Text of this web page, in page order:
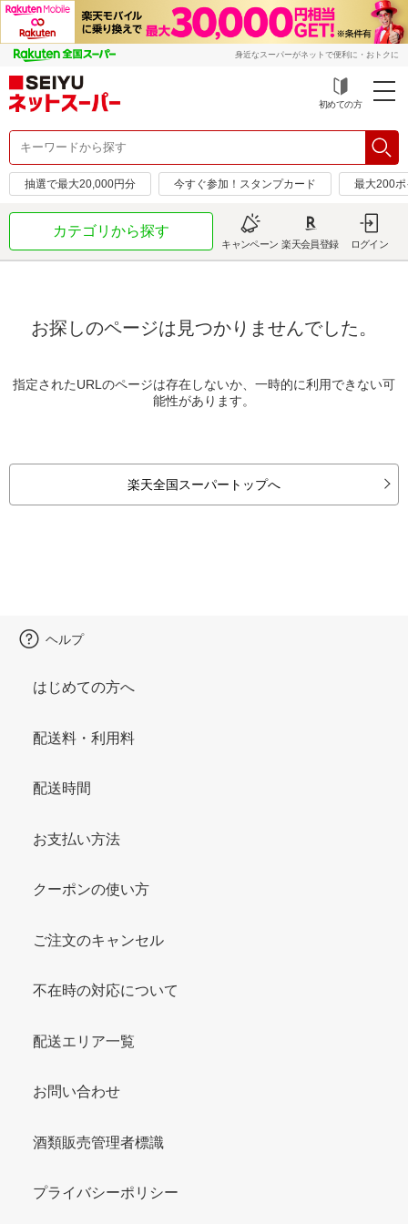
身近なスーパーがネットで便利に・おトクに
初めての方
抽選で最大20,000円分 今すぐ参加！スタンプカード 最大200
カテゴリから探す
キャンペーン 楽天会員登録 ログイン
お探しのページは見つかりませんでした。
指定されたURLのページは存在しないか、一時的に利用できない可
能性があります。
楽天全国スーパートップへ
ヘルプ
はじめての方へ
配送料・利用料
配送時間
お支払い方法
クーポンの使い方
ご注文のキャンセル
不在時の対応について
配送エリア一覧
お問い合わせ
酒類販売管理者標識
プライバシーポリシー